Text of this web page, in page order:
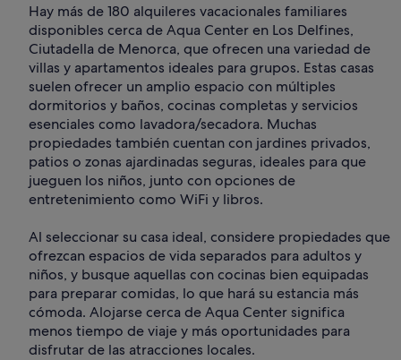
Hay más de 180 alquileres vacacionales familiares
disponibles cerca de Aqua Center en Los Delfines,
Ciutadella de Menorca, que ofrecen una variedad de
villas y apartamentos ideales para grupos. Estas casas
suelen ofrecer un amplio espacio con múltiples
dormitorios y baños, cocinas completas y servicios
esenciales como lavadora/secadora. Muchas
propiedades también cuentan con jardines privados,
patios o zonas ajardinadas seguras, ideales para que
jueguen los niños, junto con opciones de
entretenimiento como WiFi y libros.
Al seleccionar su casa ideal, considere propiedades que
ofrezcan espacios de vida separados para adultos y
niños, y busque aquellas con cocinas bien equipadas
para preparar comidas, lo que hará su estancia más
cómoda. Alojarse cerca de Aqua Center significa
menos tiempo de viaje y más oportunidades para
disfrutar de las atracciones locales.